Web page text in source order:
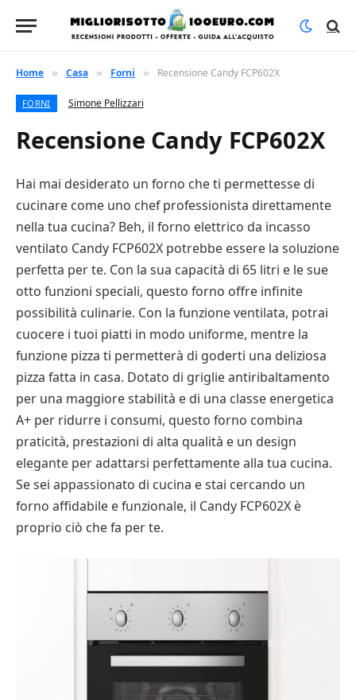
Home » Casa » Forni » Recensione Candy FCP602X
FORNI Simone Pellizzari
Recensione Candy FCP602X
Hai mai desiderato un forno che ti permettesse di
cucinare come uno chef professionista direttamente
nella tua cucina? Beh, il forno elettrico da incasso
ventilato Candy FCP602X potrebbe essere la soluzione
perfetta per te. Con la sua capacità di 65 litri e le sue
otto funzioni speciali, questo forno offre infinite
possibilità culinarie. Con la funzione ventilata, potrai
cuocere i tuoi piatti in modo uniforme, mentre la
funzione pizza ti permetterà di goderti una deliziosa
pizza fatta in casa. Dotato di griglie antiribaltamento
per una maggiore stabilità e di una classe energetica
A+ per ridurre i consumi, questo forno combina
praticità, prestazioni di alta qualità e un design
elegante per adattarsi perfettamente alla tua cucina.
Se sei appassionato di cucina e stai cercando un
forno affidabile e funzionale, il Candy FCP602X è
proprio ciò che fa per te.